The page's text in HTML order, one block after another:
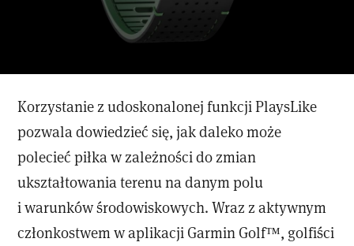
Korzystanie z udoskonalonej funkcji PlaysLike
pozwala dowiedzieć się, jak daleko może
polecieć piłka w zależności do zmian
ukształtowania terenu na danym polu
i warunków środowiskowych. Wraz z aktywnym
członkostwem w aplikacji Garmin Golf™, golfiści